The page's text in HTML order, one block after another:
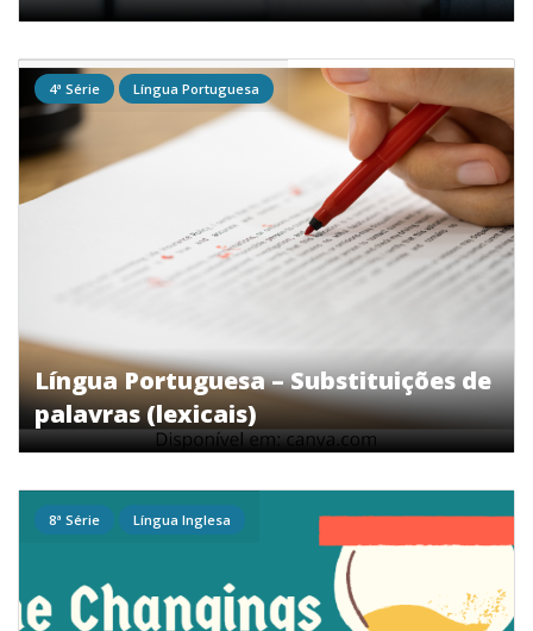
Língua Portuguesa – Substituições de
palavras (lexicais)
4ª Série Língua Portuguesa
8ª Série Língua Inglesa